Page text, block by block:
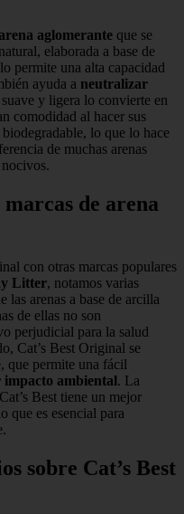
aglomerante que se
elaborada a base de
permite una alta capacidad
ayuda a neutralizar
y ligera lo convierte en
comodidad al hacer sus
lo que lo hace
de muchas arenas
de arena
con otras marcas populares
Litter, notamos varias
las arenas a base de arcilla
de ellas no son
perjudicial para la salud
Cat’s Best Original se
que permite una fácil
impacto ambiental. La
Best tiene un mejor
que es esencial para
sobre Cat’s Best